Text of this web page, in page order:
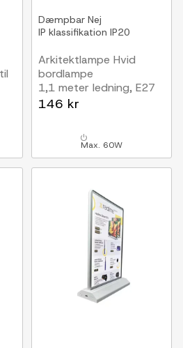
Dæmpbar Nej
IP klassifikation IP20
Arkitektlampe Hvid
bordlampe
1,1 meter ledning, E27
fatning, uden lyskilde
146 kr
Max. 60W